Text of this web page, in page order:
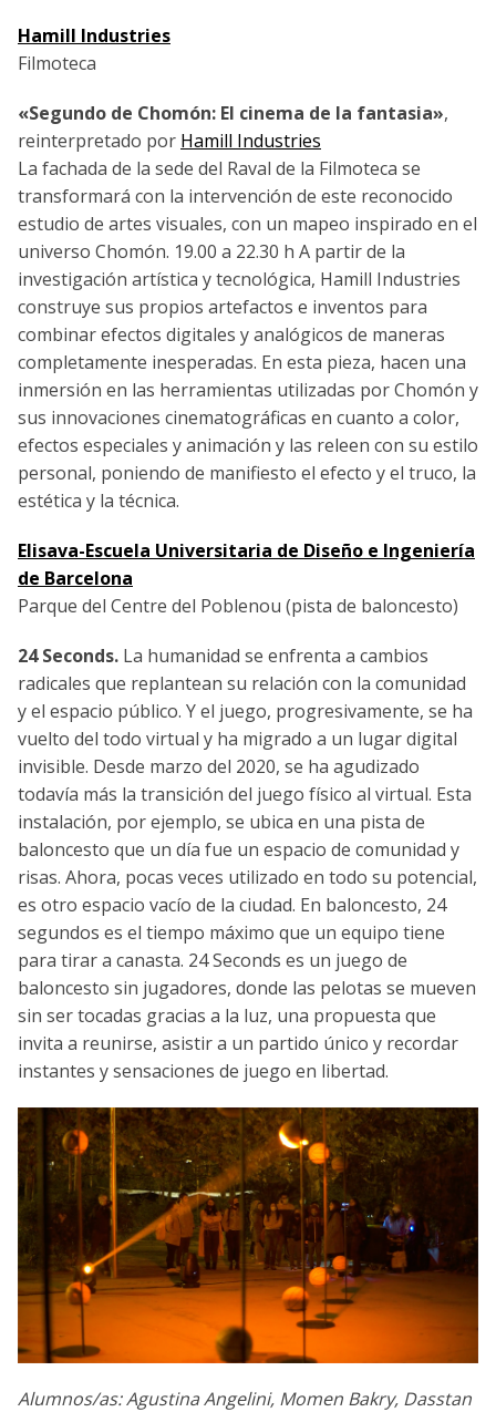
Hamill Industries
Filmoteca
«Segundo de Chomón: El cinema de la fantasia»,
reinterpretado por Hamill Industries
La fachada de la sede del Raval de la Filmoteca se
transformará con la intervención de este reconocido
estudio de artes visuales, con un mapeo inspirado en el
universo Chomón. 19.00 a 22.30 h A partir de la
investigación artística y tecnológica, Hamill Industries
construye sus propios artefactos e inventos para
combinar efectos digitales y analógicos de maneras
completamente inesperadas. En esta pieza, hacen una
inmersión en las herramientas utilizadas por Chomón y
sus innovaciones cinematográficas en cuanto a color,
efectos especiales y animación y las releen con su estilo
personal, poniendo de manifiesto el efecto y el truco, la
estética y la técnica.
Elisava-Escuela Universitaria de Diseño e Ingeniería
de Barcelona
Parque del Centre del Poblenou (pista de baloncesto)
24 Seconds. La humanidad se enfrenta a cambios
radicales que replantean su relación con la comunidad
y el espacio público. Y el juego, progresivamente, se ha
vuelto del todo virtual y ha migrado a un lugar digital
invisible. Desde marzo del 2020, se ha agudizado
todavía más la transición del juego físico al virtual. Esta
instalación, por ejemplo, se ubica en una pista de
baloncesto que un día fue un espacio de comunidad y
risas. Ahora, pocas veces utilizado en todo su potencial,
es otro espacio vacío de la ciudad. En baloncesto, 24
segundos es el tiempo máximo que un equipo tiene
para tirar a canasta. 24 Seconds es un juego de
baloncesto sin jugadores, donde las pelotas se mueven
sin ser tocadas gracias a la luz, una propuesta que
invita a reunirse, asistir a un partido único y recordar
instantes y sensaciones de juego en libertad.
Alumnos/as: Agustina Angelini, Momen Bakry, Dasstan